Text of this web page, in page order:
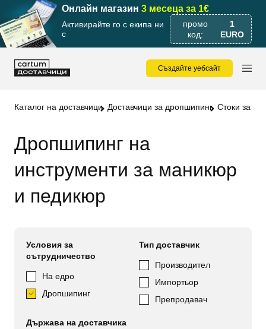
Онлайн магазин 3 месеца за 1€
Активирайте го с екипа ни
с
промо
код:
1
EURO
Създайте уебсайт
Каталог на доставчици Доставчици за дропшипинг Стоки за
Дропшипинг на
инструменти за маникюр
и педикюр
Условия за
сътрудничество
На едро
Дропшипинг
Тип доставчик
Производител
Импортьор
Препродавач
Държава на доставчика